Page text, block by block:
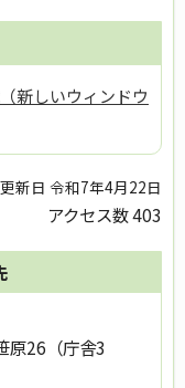
新しいウィンドウ
更新日 令和7年4月22日
アクセス数403
原26（庁舎3